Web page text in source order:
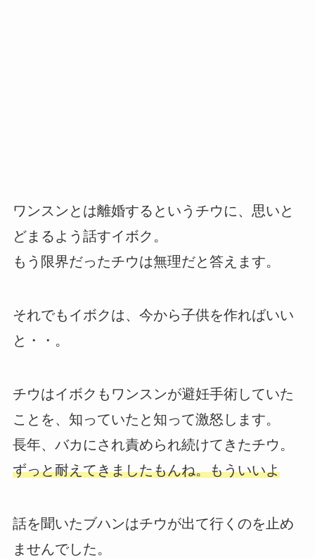
ワンスンとは離婚するというチウに、思いと
どまるよう話すイボク。
もう限界だったチウは無理だと答えます。
それでもイボクは、今から子供を作ればいい
と・・。
チウはイボクもワンスンが避妊手術していた
ことを、知っていたと知って激怒します。
長年、バカにされ責められ続けてきたチウ。
ずっと耐えてきましたもんね。もういいよ
話を聞いたブハンはチウが出て行くのを止め
ませんでした。